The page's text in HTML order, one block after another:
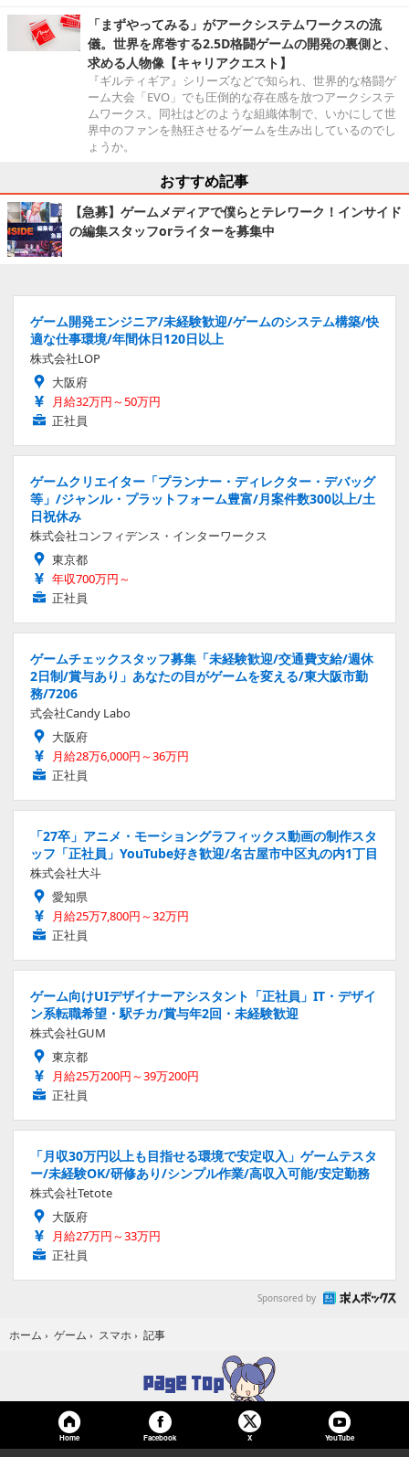
「まずやってみる」がアークシステムワークスの流
儀。世界を席巻する2.5D格闘ゲームの開発の裏側と、
求める人物像【キャリアクエスト】
『ギルティギア』シリーズなどで知られ、世界的な格闘ゲ
ーム大会「EVO」でも圧倒的な存在感を放つアークシステ
ムワークス。同社はどのような組織体制で、いかにして世
界中のファンを熱狂させるゲームを生み出しているのでし
ょうか。
おすすめ記事
【急募】ゲームメディアで僕らとテレワーク！インサイド
の編集スタッフorライターを募集中
ゲーム開発エンジニア/未経験歓迎/ゲームのシステム構築/快
適な仕事環境/年間休日120日以上
株式会社LOP
大阪府
月給32万円～50万円
正社員
ゲームクリエイター「プランナー・ディレクター・デバッグ
等」/ジャンル・プラットフォーム豊富/月案件数300以上/土
日祝休み
株式会社コンフィデンス・インターワークス
東京都
年収700万円～
正社員
ゲームチェックスタッフ募集「未経験歓迎/交通費支給/週休
2日制/賞与あり」あなたの目がゲームを変える/東大阪市勤
務/7206
式会社Candy Labo
大阪府
月給28万6,000円～36万円
正社員
「27卒」アニメ・モーショングラフィックス動画の制作スタ
ッフ「正社員」YouTube好き歓迎/名古屋市中区丸の内1丁目
株式会社大斗
愛知県
月給25万7,800円～32万円
正社員
ゲーム向けUIデザイナーアシスタント「正社員」IT・デザイ
ン系転職希望・駅チカ/賞与年2回・未経験歓迎
株式会社GUM
東京都
月給25万200円～39万200円
正社員
「月収30万円以上も目指せる環境で安定収入」ゲームテスタ
ー/未経験OK/研修あり/シンプル作業/高収入可能/安定勤務
株式会社Tetote
大阪府
月給27万円～33万円
正社員
Sponsored by
ホーム › ゲーム › スマホ › 記事
Home Facebook X YouTube